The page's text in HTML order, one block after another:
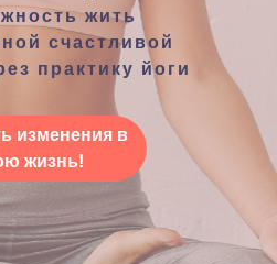
жить
счастливой
практику йоги
изменения в
жизнь!